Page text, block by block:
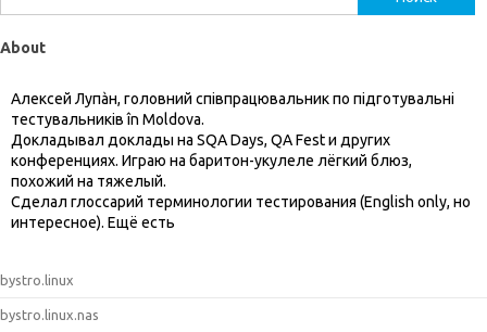
About
Алексей Лупàн, головний спiвпрацювальник по підготувальні
тестувальників în Moldova.
Докладывал доклады на SQA Days, QA Fest и других
конференциях. Играю на баритон-укулеле лёгкий блюз,
похожий на тяжелый.
Сделал глоссарий терминологии тестирования (English only, но
интересное). Ещё есть
bystro.linux
bystro.linux.nas